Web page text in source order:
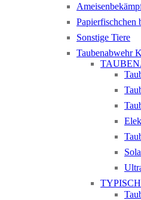
Papierfischchen
Sonstige Tiere
Taubenabwehr